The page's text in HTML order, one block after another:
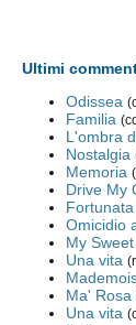
Ultimi
Odissea
Familia
L'ombra
Nostalgia
Memoria
Drive My
Fortunata
Omicidio
My
Una vita
Ma' Rosa
Una vita